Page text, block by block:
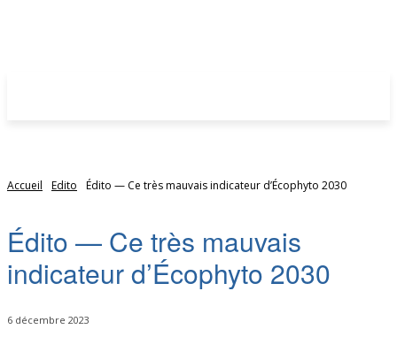
Accueil Edito Édito — Ce très mauvais indicateur d’Écophyto 2030
Édito — Ce très mauvais
indicateur d’Écophyto 2030
6 décembre 2023